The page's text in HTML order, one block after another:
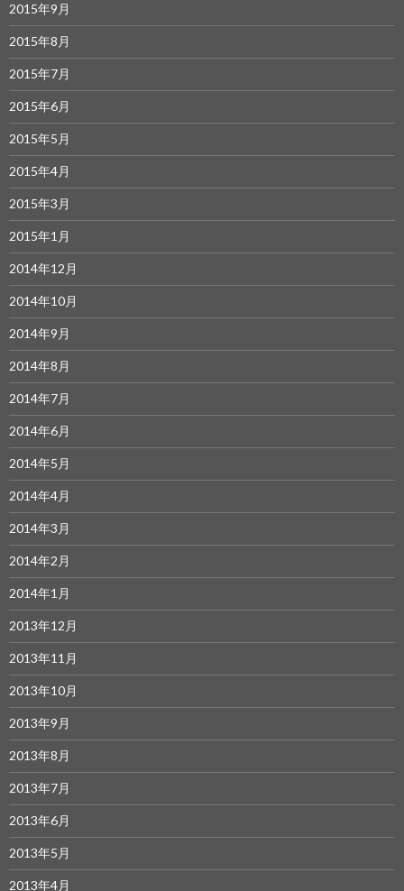
2015年9月
2015年8月
2015年7月
2015年6月
2015年5月
2015年4月
2015年3月
2015年1月
2014年12月
2014年10月
2014年9月
2014年8月
2014年7月
2014年6月
2014年5月
2014年4月
2014年3月
2014年2月
2014年1月
2013年12月
2013年11月
2013年10月
2013年9月
2013年8月
2013年7月
2013年6月
2013年5月
2013年4月